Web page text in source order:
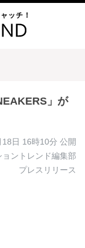
ッチ！
」が
日 16時10分 公開
ョントレンド編集部
プレスリリース